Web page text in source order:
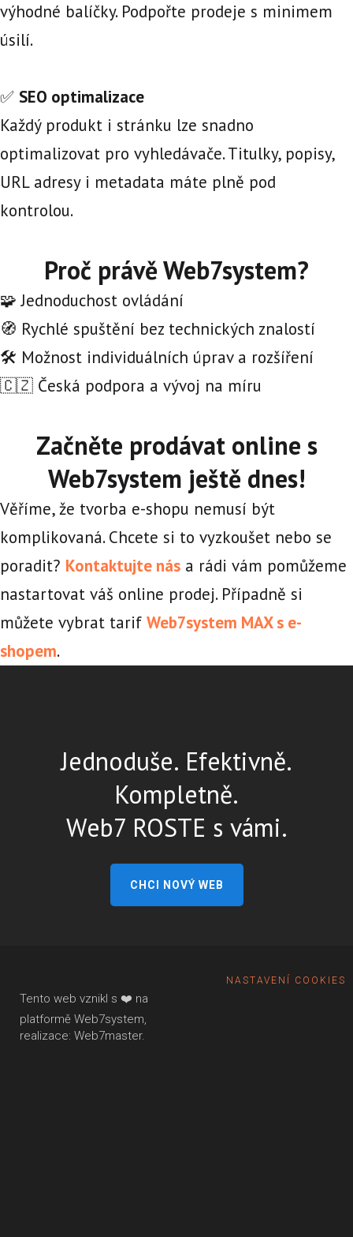
výhodné balíčky. Podpořte prodeje s minimem
úsilí.
✅ SEO optimalizace
Každý produkt i stránku lze snadno
optimalizovat pro vyhledávače. Titulky, popisy,
URL adresy i metadata máte plně pod
kontrolou.
Proč právě Web7system?
🧩 Jednoduchost ovládání
🧭 Rychlé spuštění bez technických znalostí
🛠️ Možnost individuálních úprav a rozšíření
🇨🇿 Česká podpora a vývoj na míru
Začněte prodávat online s
Web7system ještě dnes!
Věříme, že tvorba e-shopu nemusí být
komplikovaná. Chcete si to vyzkoušet nebo se
poradit? Kontaktujte nás a rádi vám pomůžeme
nastartovat váš online prodej. Případně si
můžete vybrat tarif Web7system MAX s e-
shopem.
Jednoduše. Efektivně.
Kompletně.
Web7 ROSTE s vámi.
CHCI NOVÝ WEB
Tento web vznikl s ❤️ na
platformě Web7system,
realizace: Web7master.
NASTAVENÍ COOKIES